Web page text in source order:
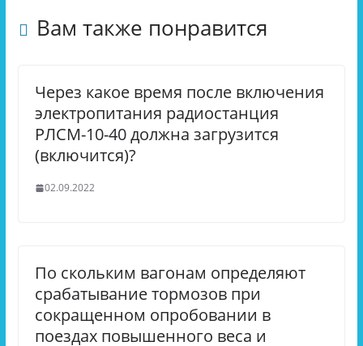
Вам также понравится
Через какое время после включения
электропитания радиостанция
РЛСМ-10-40 должна загрузится
(включится)?
02.09.2022
По скольким вагонам определяют
срабатывание тормозов при
сокращенном опробовании в
поездах повышенного веса и